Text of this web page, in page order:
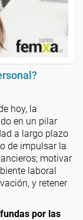
hoy, la
en un pilar
a largo plazo
de impulsar la
motivar
laboral
y retener
por las